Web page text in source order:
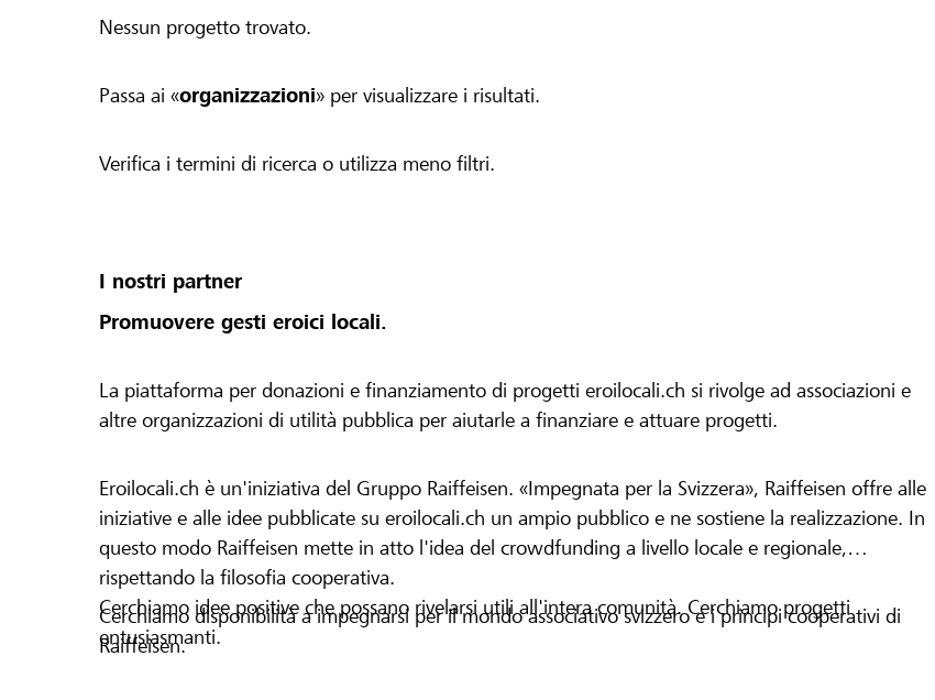
Nessun progetto trovato.
Passa ai «organizzazioni» per visualizzare i risultati.
Verifica i termini di ricerca o utilizza meno filtri.
I nostri partner
Promuovere gesti eroici locali.
La piattaforma per donazioni e finanziamento di progetti eroilocali.ch si rivolge ad associazioni e
altre organizzazioni di utilità pubblica per aiutarle a finanziare e attuare progetti.
Eroilocali.ch è un'iniziativa del Gruppo Raiffeisen. «Impegnata per la Svizzera», Raiffeisen offre alle
iniziative e alle idee pubblicate su eroilocali.ch un ampio pubblico e ne sostiene la realizzazione. In
questo modo Raiffeisen mette in atto l'idea del crowdfunding a livello locale e regionale,
rispettando la filosofia cooperativa.
Cerchiamo idee positive che possano rivelarsi utili all'intera comunità. Cerchiamo progetti
entusiasmanti.
Cerchiamo disponibilità a impegnarsi per il mondo associativo svizzero e i principi cooperativi di
Raiffeisen.